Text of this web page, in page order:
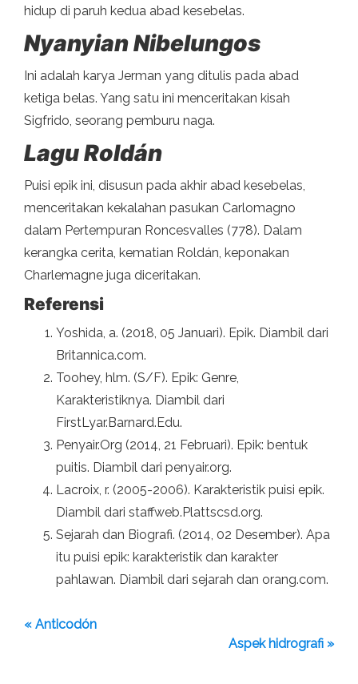
hidup di paruh kedua abad kesebelas.
Nyanyian Nibelungos
Ini adalah karya Jerman yang ditulis pada abad
ketiga belas. Yang satu ini menceritakan kisah
Sigfrido, seorang pemburu naga.
Lagu Roldán
Puisi epik ini, disusun pada akhir abad kesebelas,
menceritakan kekalahan pasukan Carlomagno
dalam Pertempuran Roncesvalles (778). Dalam
kerangka cerita, kematian Roldán, keponakan
Charlemagne juga diceritakan.
Referensi
Yoshida, a. (2018, 05 Januari). Epik. Diambil dari
Britannica.com.
Toohey, hlm. (S/F). Epik: Genre,
Karakteristiknya. Diambil dari
FirstLyar.Barnard.Edu.
Penyair.Org (2014, 21 Februari). Epik: bentuk
puitis. Diambil dari penyair.org.
Lacroix, r. (2005-2006). Karakteristik puisi epik.
Diambil dari staffweb.Plattscsd.org.
Sejarah dan Biografi. (2014, 02 Desember). Apa
itu puisi epik: karakteristik dan karakter
pahlawan. Diambil dari sejarah dan orang.com.
« Anticodón
Aspek hidrografi »